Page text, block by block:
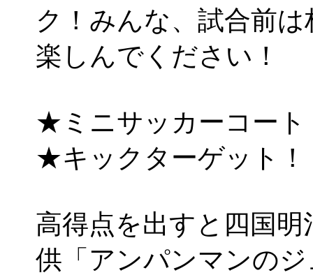
ク！みんな、試合前
楽しんでください！
★ミニサッカーコート
★キックターゲット！
高得点を出すと四国明
供「アンパンマンの